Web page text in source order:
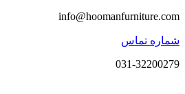
info@hoomanfurniture.com
شماره تماس
031-32200279